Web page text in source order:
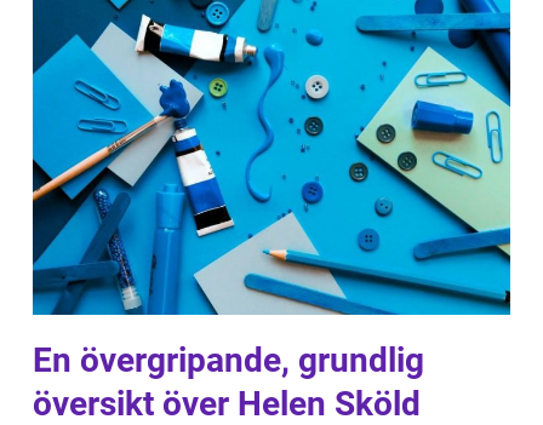
En övergripande, grundlig
översikt över Helen Sköld